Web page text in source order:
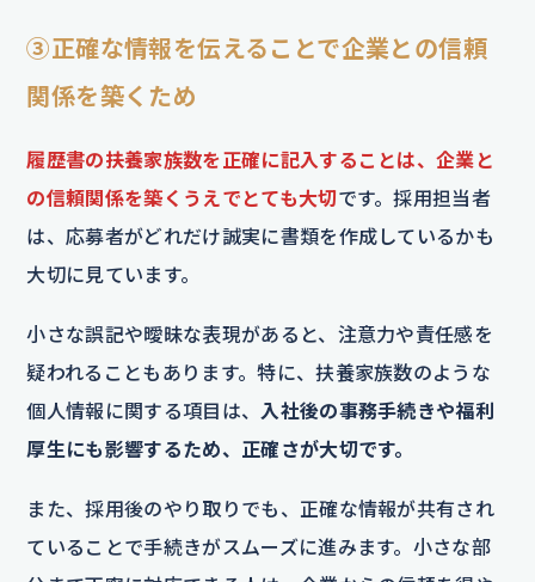
③正確な情報を伝えることで企業との信頼
関係を築くため
履歴書の扶養家族数を正確に記入することは、企業と
の信頼関係を築くうえでとても大切です。採用担当者
は、応募者がどれだけ誠実に書類を作成しているかも
大切に見ています。
小さな誤記や曖昧な表現があると、注意力や責任感を
疑われることもあります。特に、扶養家族数のような
個人情報に関する項目は、 入社後の事務手続きや福利
厚生にも影響するため、正確さが大切です。
また、採用後のやり取りでも、正確な情報が共有され
ていることで手続きがスムーズに進みます。小さな部